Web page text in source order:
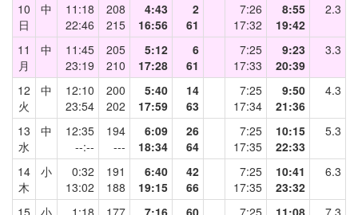
10
日
中
11:18
22:46
208
215
4:43
16:56
2
61
7:26
17:32
8:55
19:42
2.3
11
月
中
11:45
23:19
205
210
5:12
17:28
6
61
7:25
17:33
9:23
20:39
3.3
12
火
中
12:10
23:54
200
202
5:40
17:59
14
63
7:25
17:34
9:50
21:36
4.3
13
水
中
12:35
--:--
194
---
6:09
18:34
26
64
7:25
17:35
10:15
22:33
5.3
14
木
小
0:32
13:02
191
188
6:40
19:15
42
66
7:25
17:35
10:41
23:32
6.3
15
小
1:18
177
7:16
60
7:25
11:08
7.3